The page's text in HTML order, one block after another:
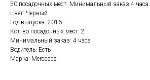
50 посадочных мест. Минимальный заказ 4 часа.
Цвет: Черный
Год выпуска: 2016
Кол-во посадочных мест: 2
Минимальный заказ: 4 часа
Водитель: Есть
Марка: Mercedes